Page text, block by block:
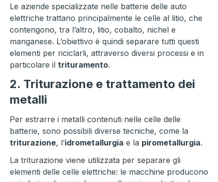
Le aziende specializzate nelle batterie delle auto
elettriche trattano principalmente le celle al litio, che
contengono, tra l’altro, litio, cobalto, nichel e
manganese. L’obiettivo è quindi separare tutti questi
elementi per riciclarli, attraverso diversi processi e in
particolare il trituramento.
2. Triturazione e trattamento dei
metalli
Per estrarre i metalli contenuti nelle celle delle
batterie, sono possibili diverse tecniche, come la
triturazione, l’idrometallurgia e la pirometallurgia.
La triturazione viene utilizzata per separare gli
elementi delle celle elettriche: le macchine producono